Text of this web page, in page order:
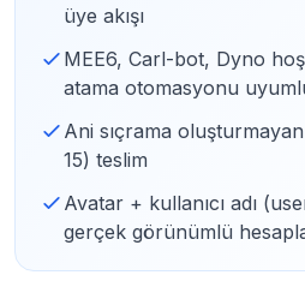
üye akışı
MEE6, Carl-bot, Dyno
atama otomasyonu
Ani sıçrama
15) teslim
Avatar + kullanıcı adı
gerçek görünümlü